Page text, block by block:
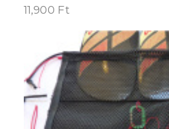
11,900 Ft